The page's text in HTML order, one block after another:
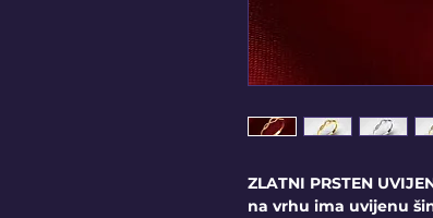
ZLATNI PRSTEN
na vrhu ima uvijenu